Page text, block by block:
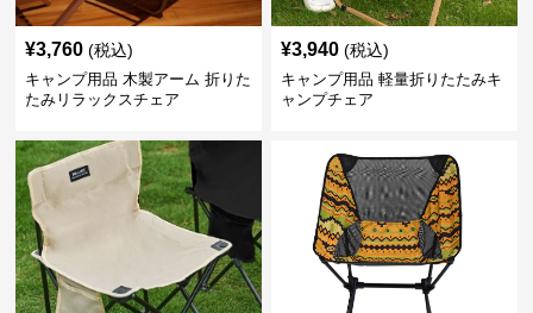
¥3,760 (税込)
キャンプ用品 木製アーム 折りた
たみリラックスチェア
¥3,940 (税込)
キャンプ用品 軽量折りたたみキ
ャンプチェア